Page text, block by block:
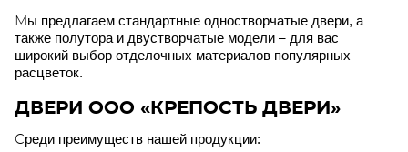
Мы предлагаем стандартные одностворчатые двери, а
также полутора и двустворчатые модели – для вас
широкий выбор отделочных материалов популярных
расцветок.
ДВЕРИ ООО «КРЕПОСТЬ ДВЕРИ»
Среди преимуществ нашей продукции: